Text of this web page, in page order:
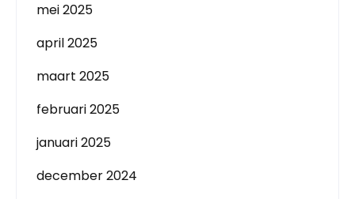
mei 2025
april 2025
maart 2025
februari 2025
januari 2025
december 2024